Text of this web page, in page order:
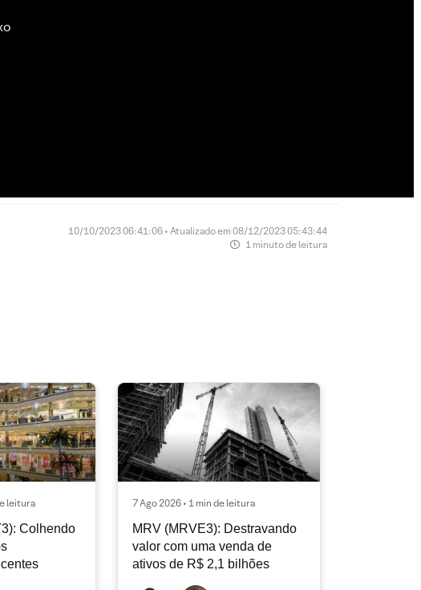
10/10/2023 06:41:06 • Atualizado em 08/12/2023 05:43:44
1 minuto de leitura
leitura
Colhendo
7 Ago 2026 • 1 min de leitura
MRV (MRVE3): Destravando
valor com uma venda de
ativos de R$ 2,1 bilhões